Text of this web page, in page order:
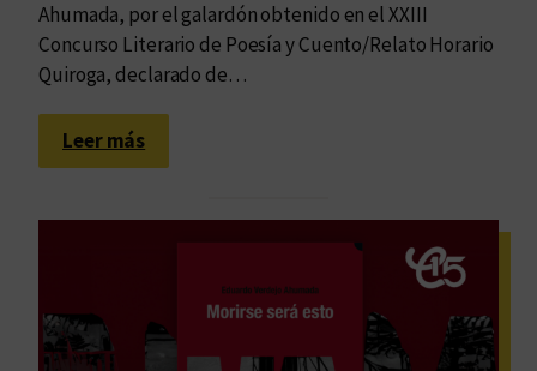
Ahumada, por el galardón obtenido en el XXIII
Concurso Literario de Poesía y Cuento/Relato Horario
Quiroga, declarado de…
Leer más:
E
d
o